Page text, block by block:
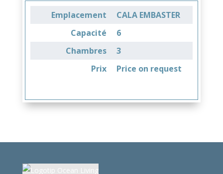
Emplacement
CALA EMBASTER
Capacité
6
Chambres
3
Prix
Price on request